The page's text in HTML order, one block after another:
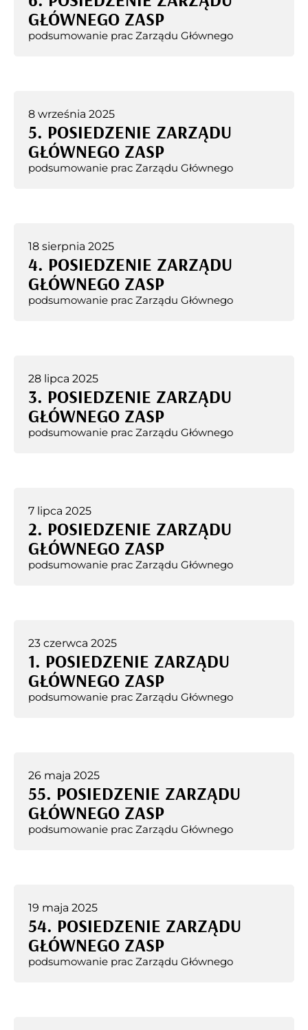
GŁÓWNEGO ZASP
podsumowanie prac Zarządu Głównego
8 września 2025
5. POSIEDZENIE ZARZĄDU
GŁÓWNEGO ZASP
podsumowanie prac Zarządu Głównego
18 sierpnia 2025
4. POSIEDZENIE ZARZĄDU
GŁÓWNEGO ZASP
podsumowanie prac Zarządu Głównego
28 lipca 2025
3. POSIEDZENIE ZARZĄDU
GŁÓWNEGO ZASP
podsumowanie prac Zarządu Głównego
7 lipca 2025
2. POSIEDZENIE ZARZĄDU
GŁÓWNEGO ZASP
podsumowanie prac Zarządu Głównego
23 czerwca 2025
1. POSIEDZENIE ZARZĄDU
GŁÓWNEGO ZASP
podsumowanie prac Zarządu Głównego
26 maja 2025
55. POSIEDZENIE ZARZĄDU
GŁÓWNEGO ZASP
podsumowanie prac Zarządu Głównego
19 maja 2025
54. POSIEDZENIE ZARZĄDU
GŁÓWNEGO ZASP
podsumowanie prac Zarządu Głównego